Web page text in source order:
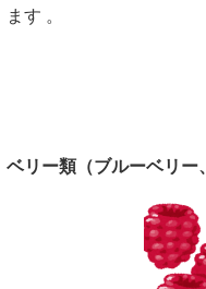
ます 。
ベリー類（ブルーベリー